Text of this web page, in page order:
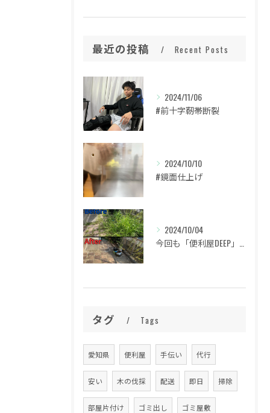
最近の投稿 Recent Posts
2024/11/06
#前十字靭帯断裂
2024/10/10
#鏡面仕上げ
2024/10/04
タグ Tags
愛知県 便利屋 手伝い 代行
安い 木の伐採 配送 即日 掃除
部屋片付け ゴミ出し ゴミ屋敷